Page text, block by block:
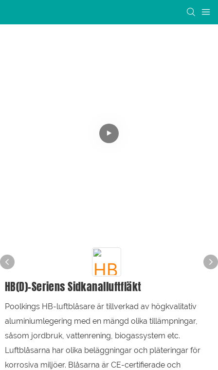
HB(D)-Seriens Sidkanalluftfläkt
Poolkings HB-luftblåsare är tillverkad av högkvalitativ
aluminiumlegering med en mängd olika tillämpningar,
såsom jordbruk, vattenrening, biogassystem etc.
Luftblåsarna har olika beläggningar och pläteringar för
korrosiva miljöer. Blåsarna är CE-certifierade och